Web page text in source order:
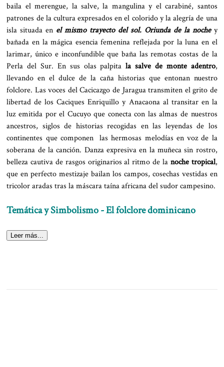
baila el merengue, la salve, la mangulina y el carabiné, santos
patrones de la cultura expresados en el colorido y la alegría de una
isla situada en el mismo trayecto del sol. Oriunda de la nochey
bañada en la mágica esencia femenina reflejada por la luna en el
larimar, único e inconfundible que baña las remotas costas de la
Perla del Sur. En sus olas palpitala salve de monte adentro,
llevando en el dulce de la caña historias que entonan nuestro
folclore. Las voces del Cacicazgo de Jaragua transmiten el grito de
libertad de los Caciques Enriquillo y Anacaona al transitar en la
luz emitida por el Cucuyo que conecta con las almas de nuestros
ancestros, siglos de historias recogidas en las leyendas de los
continentes que componen las hermosas melodías en voz de la
soberana de la canción. Danza expresiva en la muñeca sin rostro,
belleza cautiva de rasgos originarios al ritmo de la noche tropical,
que en perfecto mestizaje bailan los campos, cosechas vestidas en
tricolor aradas tras la máscara taína africana del sudor campesino.
Temática y Simbolismo - El folclore dominicano
Leer más...